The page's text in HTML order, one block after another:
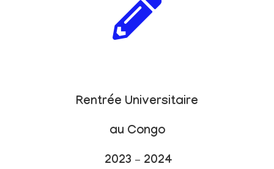
Rentrée Universitaire
au Congo
2023 – 2024